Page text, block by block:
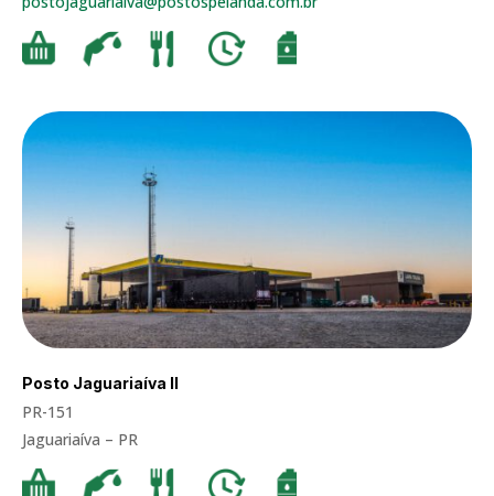
Posto Jaguariaíva II
PR-151
Jaguariaíva – PR